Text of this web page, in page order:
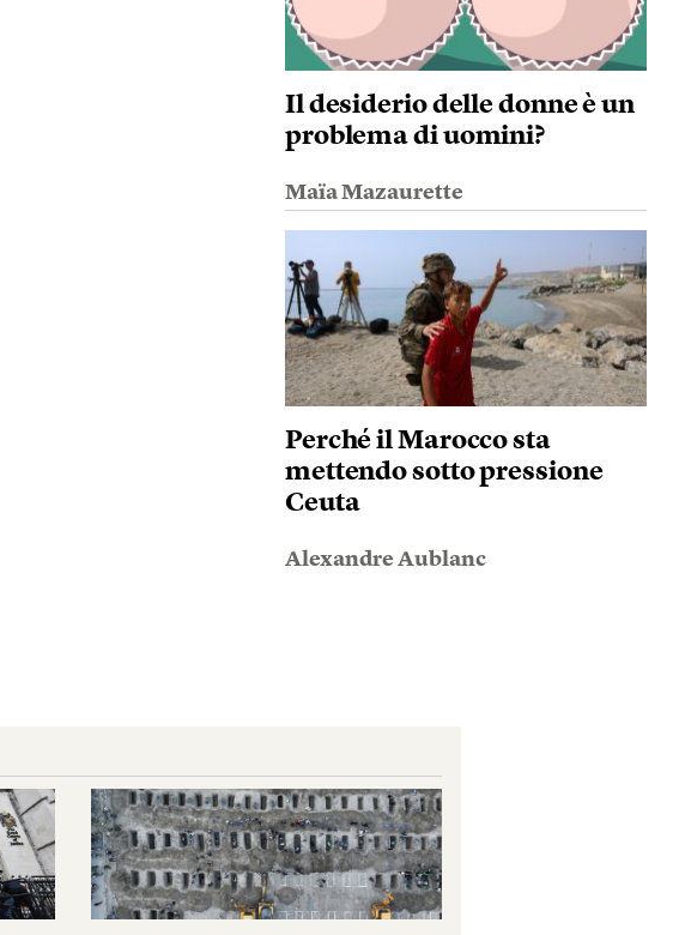
Il desiderio delle donne è un
problema di uomini?
Maïa Mazaurette
Perché il Marocco sta
mettendo sotto pressione
Ceuta
Alexandre Aublanc